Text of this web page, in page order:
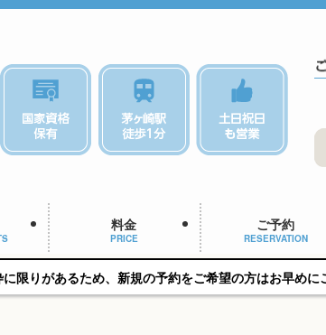
料金
PRICE
ご予約
RESERVATION
、新規の予約をご希望の方はお早めにご相談ください